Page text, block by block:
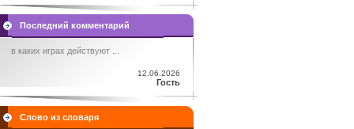
Последний комментарий
в каких играх действуют ...
12.06.2026
Гость
Слово из словаря